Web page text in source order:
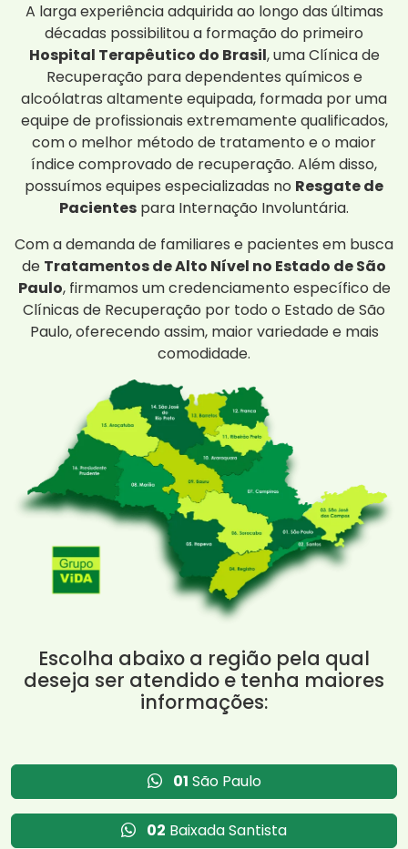
A larga experiência adquirida ao longo das últimas
décadas possibilitou a formação do primeiro
Hospital Terapêutico do Brasil, uma Clínica de
Recuperação para dependentes químicos e
alcoólatras altamente equipada, formada por uma
equipe de profissionais extremamente qualificados,
com o melhor método de tratamento e o maior
índice comprovado de recuperação. Além disso,
possuímos equipes especializadas no Resgate de
Pacientes para Internação Involuntária.
Com a demanda de familiares e pacientes em busca
de Tratamentos de Alto Nível no Estado de São
Paulo, firmamos um credenciamento específico de
Clínicas de Recuperação por todo o Estado de São
Paulo, oferecendo assim, maior variedade e mais
comodidade.
Escolha abaixo a região pela qual
deseja ser atendido e tenha maiores
informações:
01 São Paulo
02 Baixada Santista